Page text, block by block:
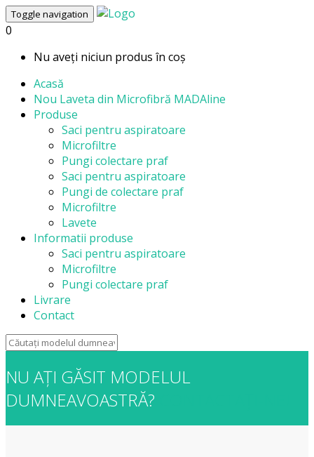
Toggle navigation
0
Nu aveți niciun produs în coș
Acasă
Nou Laveta din Microfibră MADAline
Produse
Saci pentru aspiratoare
Microfiltre
Pungi colectare praf
Saci pentru aspiratoare
Pungi de colectare praf
Microfiltre
Lavete
Informatii produse
Saci pentru aspiratoare
Microfiltre
Pungi colectare praf
Livrare
Contact
NU AȚI GĂSIT MODELUL
DUMNEAVOASTRĂ?